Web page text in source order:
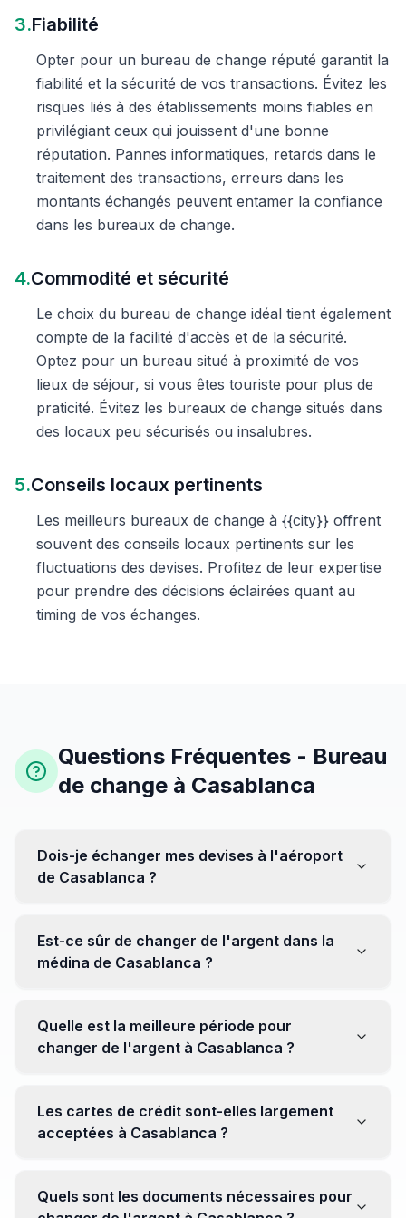
3.Fiabilité
Opter pour un bureau de change réputé garantit la
fiabilité et la sécurité de vos transactions. Évitez les
risques liés à des établissements moins fiables en
privilégiant ceux qui jouissent d'une bonne
réputation. Pannes informatiques, retards dans le
traitement des transactions, erreurs dans les
montants échangés peuvent entamer la confiance
dans les bureaux de change.
4.Commodité et sécurité
Le choix du bureau de change idéal tient également
compte de la facilité d'accès et de la sécurité.
Optez pour un bureau situé à proximité de vos
lieux de séjour, si vous êtes touriste pour plus de
praticité. Évitez les bureaux de change situés dans
des locaux peu sécurisés ou insalubres.
5.Conseils locaux pertinents
Les meilleurs bureaux de change à {{city}} offrent
souvent des conseils locaux pertinents sur les
fluctuations des devises. Profitez de leur expertise
pour prendre des décisions éclairées quant au
timing de vos échanges.
Questions Fréquentes - Bureau
de change à Casablanca
Dois-je échanger mes devises à l'aéroport
de Casablanca ?
être moins avantageux. Orientez-vous plutôt vers les
bureaux de change en ville pour obtenir de meilleurs
Est-ce sûr de changer de l'argent dans la
médina de Casablanca ?
établissements réputés pour éviter les surprises.
Quelle est la meilleure période pour
changer de l'argent à Casablanca ?
soyez attentif aux fluctuations pour maximiser la valeur
de vos devises.
Les cartes de crédit sont-elles largement
acceptées à Casablanca ?
Cependant, avoir un peu de monnaie locale peut être
Quels sont les documents nécessaires pour